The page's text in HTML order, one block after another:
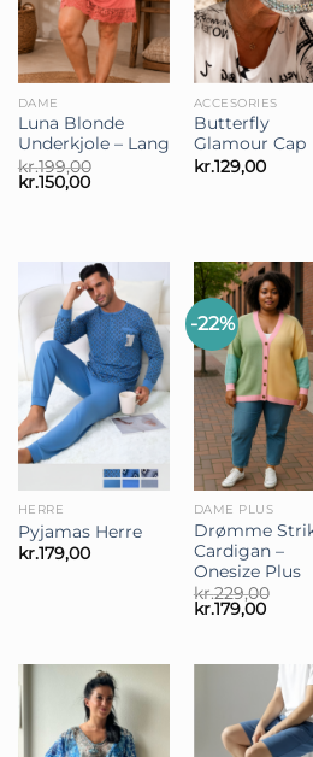
DAME
Luna Blonde
Underkjole – Lang
kr.199,00
Den
oprindelige
kr.150,00Den
ACCESORIES
Butterfly
Glamour Cap
kr.129,00
HERRE
Pyjamas Herre
kr.179,00
-22%
DAME PLUS
Drømme
Cardigan –
Onesize Plus
kr.229,00
Den
oprindelige
kr.229,00.
kr.179,00Den